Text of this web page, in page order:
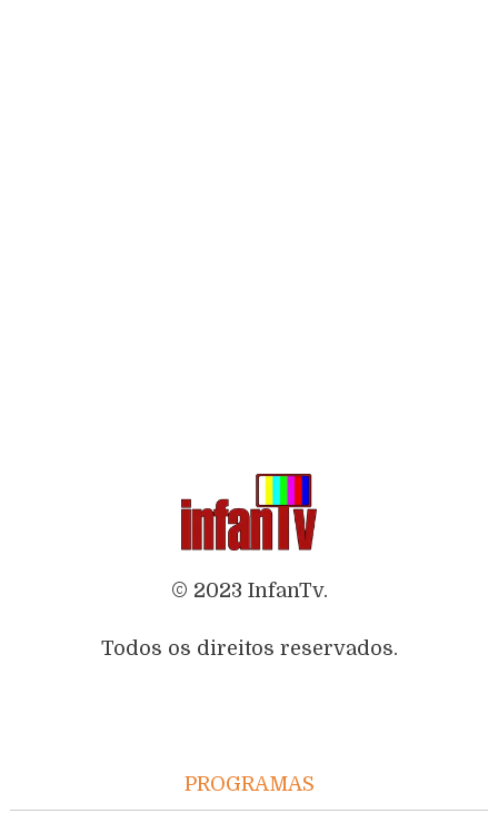
© 2023 InfanTv.
Todos os direitos reservados.
PROGRAMAS